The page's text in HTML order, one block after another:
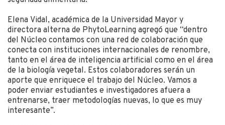
Elena Vidal, académica de la Universidad Mayor y
directora alterna de PhytoLearning agregó que “dentro
del Núcleo contamos con una red de colaboración que
conecta con instituciones internacionales de renombre,
tanto en el área de inteligencia artificial como en el área
de la biología vegetal. Estos colaboradores serán un
aporte que enriquece el trabajo del Núcleo. Vamos a
poder enviar estudiantes e investigadores afuera a
entrenarse, traer metodologías nuevas, lo que es muy
interesante”.